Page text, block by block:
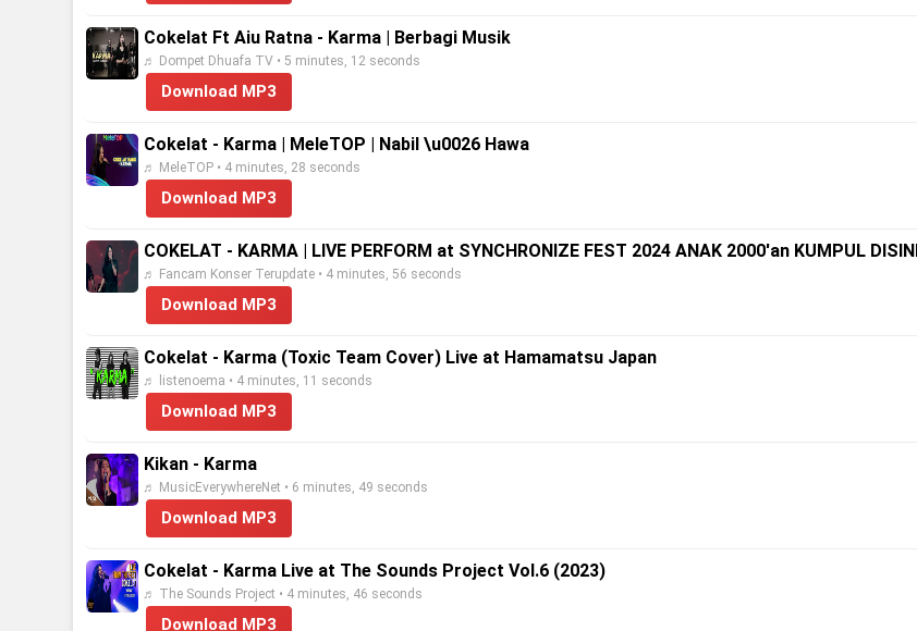
Cokelat Ft Aiu Ratna - Karma | Berbagi Musik
♬ Dompet Dhuafa TV • 5 minutes, 12 seconds
Download MP3
Cokelat - Karma | MeleTOP | Nabil \u0026 Hawa
♬ MeleTOP • 4 minutes, 28 seconds
Download MP3
COKELAT - KARMA | LIVE PERFORM at SYNCHRONIZE FEST 2024 ANAK 2000'an KUMPUL
♬ Fancam Konser Terupdate • 4 minutes, 56 seconds
Download MP3
Cokelat - Karma (Toxic Team Cover) Live at Hamamatsu Japan
♬ listenoema • 4 minutes, 11 seconds
Download MP3
Kikan - Karma
♬ MusicEverywhereNet • 6 minutes, 49 seconds
Download MP3
Cokelat - Karma Live at The Sounds Project Vol.6 (2023)
♬ The Sounds Project • 4 minutes, 46 seconds
Download MP3